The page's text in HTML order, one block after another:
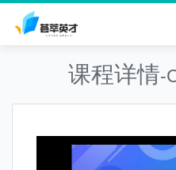
课程详情-